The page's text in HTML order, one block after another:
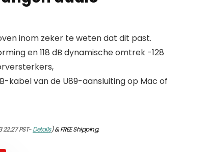
inom zeker te weten dat dit past.
en 118 dB dynamische omtrek -128
kabel van de U89-aansluiting op Mac of
PST-Details)&FREE Shipping.